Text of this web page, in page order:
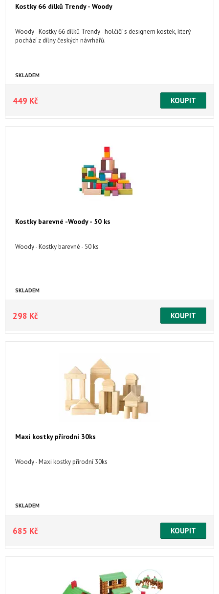
Kostky 66 dílků Trendy - Woody
Woody - Kostky 66 dílků Trendy - holčičí s designem kostek, který
pochází z dílny českých návrhářů.
SKLADEM
449 Kč
Kostky barevné -Woody - 50 ks
Woody - Kostky barevné - 50 ks
SKLADEM
298 Kč
Maxi kostky přírodní 30ks
Woody - Maxi kostky přírodní 30ks
SKLADEM
685 Kč